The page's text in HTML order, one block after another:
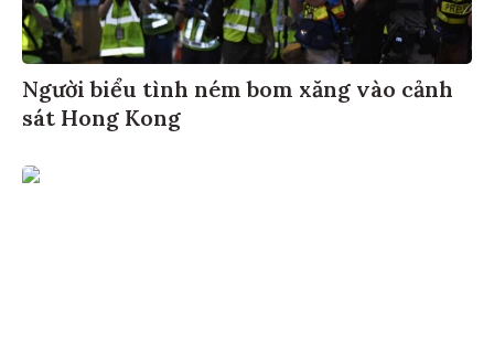
Người biểu tình ném bom xăng vào cảnh
sát Hong Kong